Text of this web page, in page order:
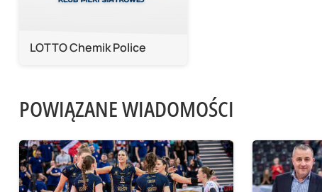
LOTTO Chemik Police
POWIĄZANE WIADOMOŚCI